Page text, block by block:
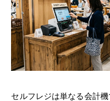
セルフレジは単なる会計